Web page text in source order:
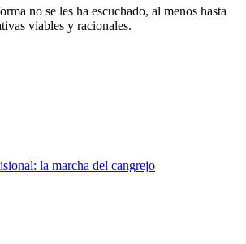
no se les ha escuchado, al menos hasta
viables y racionales.